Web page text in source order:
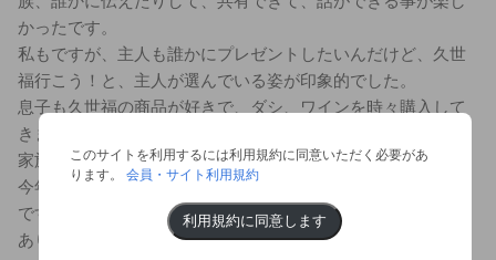
かったです。
私もですが、主人も誰かにプレゼントしたいんだけど、久世
福行こう！と、主人が選んでいる姿が印象的でした。
息子も久世福の商品が好きで、ダシ、ワインを時々購入して
きます。
家族が、久世福の商品で話ができるのが嬉しいです。
今年も新たな商品を手にとって、食して、楽しんでいきたい
です。
ありがとうございます。
このサイトを利用するには利用規約に同意いただく必要があ
ります。会員・サイト利用規約
利用規約に同意します